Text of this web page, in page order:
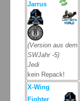
Jarrus
(Version aus dem
SWJahr -5)
Jedi
kein Repack!
X-Wing